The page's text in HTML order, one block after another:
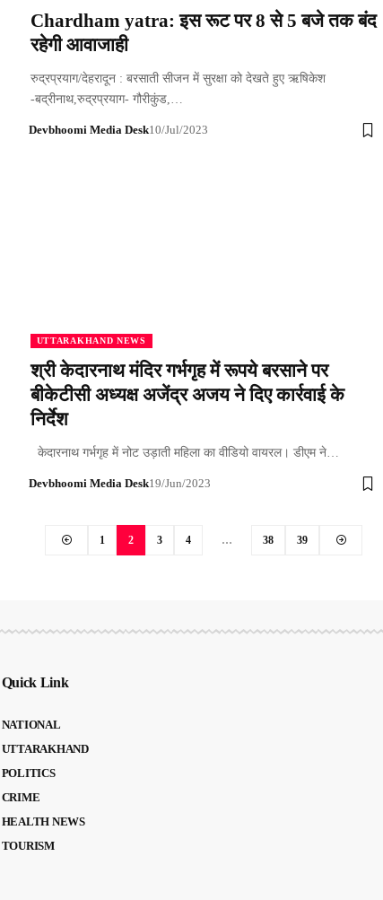
Chardham yatra: इस रूट पर 8 से 5 बजे तक बंद
रहेगी आवाजाही
रुद्रप्रयाग/देहरादून : बरसाती सीजन में सुरक्षा को देखते हुए ऋषिकेश
-बद्रीनाथ,रुद्रप्रयाग- गौरीकुंड,…
Devbhoomi Media Desk10/Jul/2023
UTTARAKHAND NEWS
श्री केदारनाथ मंदिर गर्भगृह में रूपये बरसाने पर
बीकेटीसी अध्यक्ष अजेंद्र अजय ने दिए कार्रवाई के
निर्देश
केदारनाथ गर्भगृह में नोट उड़ाती महिला का वीडियो वायरल। डीएम ने…
Devbhoomi Media Desk19/Jun/2023
1 2 3 4 … 38 39
Quick Link
NATIONAL
UTTARAKHAND
POLITICS
CRIME
HEALTH NEWS
TOURISM